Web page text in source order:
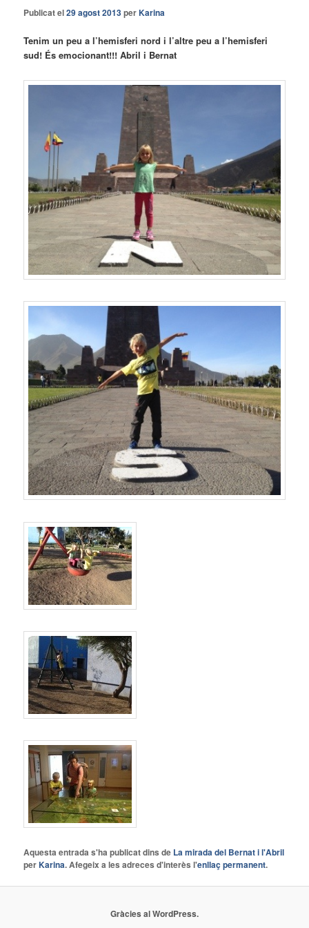
Publicat el29 agost 2013perKarina
Tenim un peu a l’hemisferi nord i l’altre peu a l’hemisferi
sud! És emocionant!!! Abril i Bernat
Aquesta entrada s'ha publicat dins de La mirada del Bernat i l'Abril
perKarina. Afegeix a les adreces d'interès l'enllaç permanent.
Gràcies al WordPress.